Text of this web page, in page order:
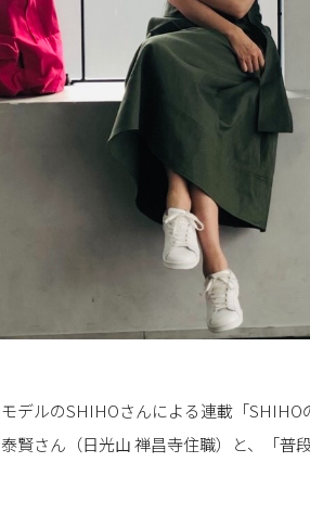
モデルのSHIHOさんによる連載「
泰賢さん（日光山 禅昌寺住職）と、「普